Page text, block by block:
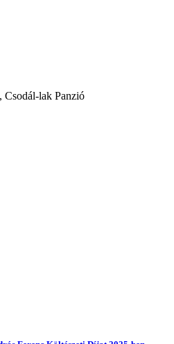
Csodál-lak Panzió